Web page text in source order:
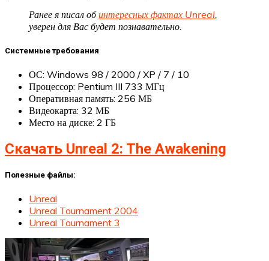
Ранее я писал обинтересных фактах Unreal,
уверен для Вас будет познавательно.
Системные требования
ОС: Windows 98 / 2000 / XP / 7 / 10
Процессор: Pentium III 733 МГц
Оперативная память: 256 МБ
Видеокарта: 32 МБ
Место на диске: 2 ГБ
Скачать Unreal 2: The Awakening
Полезные файлы:
Unreal
Unreal Tournament 2004
Unreal Tournament 3